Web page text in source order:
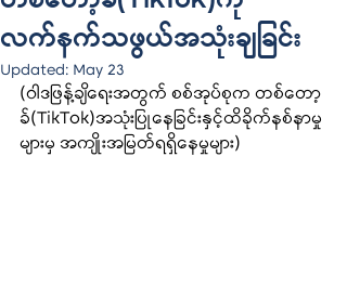
လက်နက်သဖွယ်အသုံးချခြင်း
Updated: May 23
(ဝါဒဖြန့်ချိရေးအတွက် စစ်အုပ်စုက တစ်တော့
ခ်(TikTok)အသုံးပြုနေခြင်းနှင့်ထိခိုက်နစ်နာမှု
များမှ အကျိုးအမြတ်ရရှိနေမှုများ)